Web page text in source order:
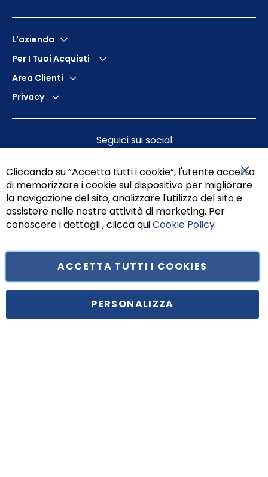
L’azienda
Per I Tuoi Acquisti
Area Clienti
Privacy
Seguici sui social
Principe di Piemonte 199, cap. 80026 Casoria (NA) - C.F. 05834470634 -
Cliccando su “Accetta tutti i cookie”, l'utente accetta
di memorizzare i cookie sul dispositivo per migliorare
la navigazione del sito, analizzare l'utilizzo del sito e
assistere nelle nostre attività di marketing. Per
conoscere i dettagli , clicca quiCookie Policy
ACCETTA TUTTI I COOKIES
PERSONALIZZA